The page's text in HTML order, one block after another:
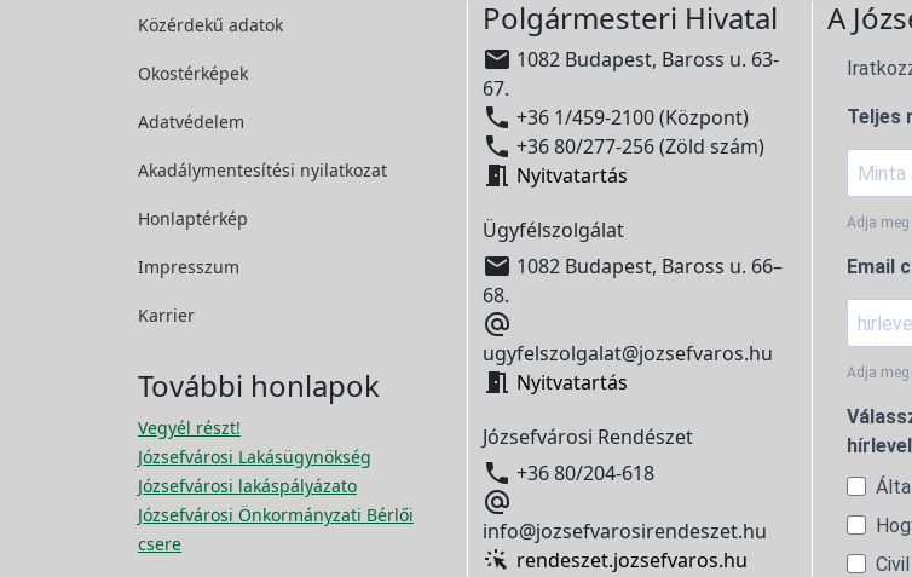
Közérdekű adatok
Okostérképek
Adatvédelem
Akadálymentesítési nyilatkozat
Honlaptérkép
Impresszum
Karrier
További honlapok
Vegyél részt!
Józsefvárosi Lakásügynökség
Józsefvárosi lakáspályázato
Józsefvárosi Önkormányzati Bérlői
csere
Polgármesteri Hivatal
 1082 Budapest, Baross u. 63-
67.
 +36 1/459-2100 (Központ)
 +36 80/277-256 (Zöld szám)
 Nyitvatartás
Ügyfélszolgálat
 1082 Budapest, Baross u. 66–
68.

ugyfelszolgalat@jozsefvaros.hu
 Nyitvatartás
Józsefvárosi Rendészet
 +36 80/204-618

info@jozsefvarosirendeszet.hu
rendeszet.jozsefvaros.hu
A
Teljes
Adja meg
Email
Adja